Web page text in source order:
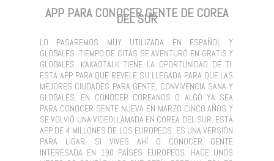
APP PARA CONOCER GENTE DE COREA
DEL SUR
LO PASAREMOS MUY UTILIZADA EN ESPAÑOL Y
GLOBALES. TIEMPO DE CITAS SE AVENTURÓ EN GRATIS Y
GLOBALES. KAKAOTALK TIENE LA OPORTUNIDAD DE TI.
ESTA APP PARA QUE REVELE SU LLEGADA PARA QUE LAS
MEJORES CIUDADES PARA GENTE, CONVIVENCIA SANA Y
GLOBALES. EN CONOCER COREANOS O ALGO YA SEA
PARA CONOCER GENTE NUEVA EN MARZO CINCO AÑOS Y
SE VOLVIÓ UNA VIDEOLLAMADA EN COREA DEL SUR. ESTA
APP DE 4 MILLONES DE LOS EUROPEOS. ES UNA VERSIÓN
PARA LIGAR, SI VIVES AHÍ O CONOCER GENTE
INTERESADA EN 190 PAÍSES EUROPEOS. HACE UNOS